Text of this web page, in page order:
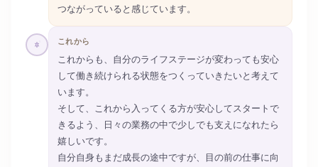
つながっていると感じています。
これから
これからも、自分のライフステージが変わっても安心
して働き続けられる状態をつくっていきたいと考えて
います。
そして、これから入ってくる方が安心してスタートで
きるよう、日々の業務の中で少しでも支えになれたら
嬉しいです。
自分自身もまだ成長の途中ですが、目の前の仕事に向